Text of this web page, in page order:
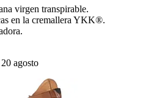
virgen transpirable.
en la cremallera YKK®.
agosto